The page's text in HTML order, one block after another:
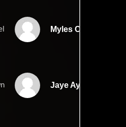
Myles Clohessy
Jaye Ayres-Brown